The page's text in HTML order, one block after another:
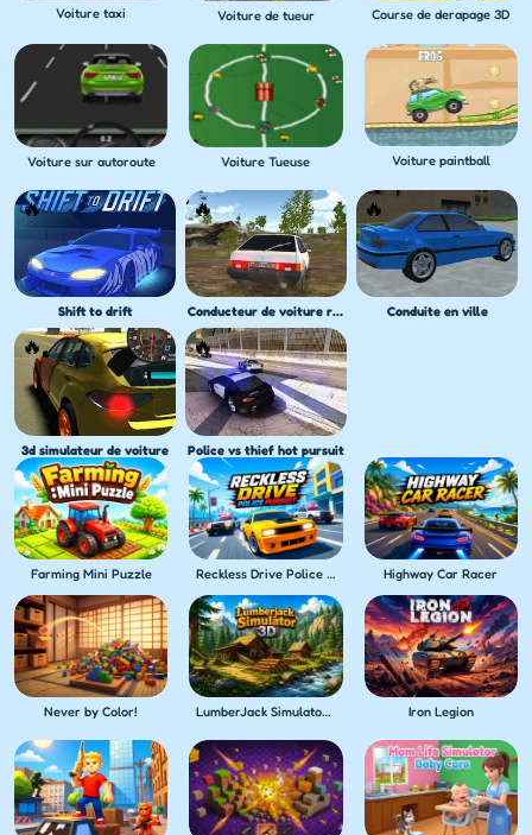
Voiture taxi Voiture de tueur Course de derapage 3D
Voiture sur autoroute Voiture Tueuse Voiture paintball
Shift to drift Conducteur de voiture russe HD Conduite en ville
3d simulateur de voiture Police vs thief hot pursuit
Farming Mini Puzzle Reckless Drive Police Pursuit Highway Car Racer
Never by Color! LumberJack Simulator 3D Iron Legion